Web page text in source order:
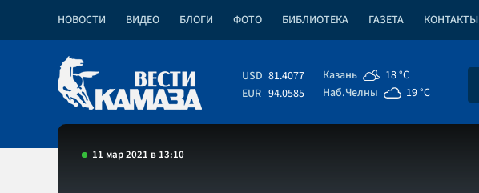
НОВОСТИ ВИДЕО БЛОГИ ФОТО БИБЛИОТЕКА ГАЗЕТА КОНТАКТЫ
USD 81.4077
EUR 94.0585
Казань
18 °C
Наб.Челны
19 °C
11 мар 2021 в 13:10